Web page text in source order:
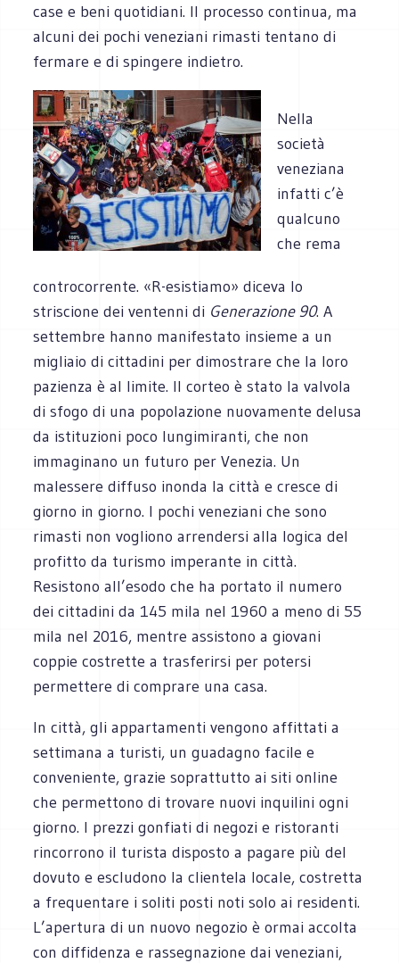
case e beni quotidiani. Il processo continua, ma
alcuni dei pochi veneziani rimasti tentano di
fermare e di spingere indietro.
Nella
società
veneziana
infatti c’è
qualcuno
che rema
controcorrente. «R-esistiamo» diceva lo
striscione dei ventenni di Generazione 90. A
settembre hanno manifestato insieme a un
migliaio di cittadini per dimostrare che la loro
pazienza è al limite. Il corteo è stato la valvola
di sfogo di una popolazione nuovamente delusa
da istituzioni poco lungimiranti, che non
immaginano un futuro per Venezia. Un
malessere diffuso inonda la città e cresce di
giorno in giorno. I pochi veneziani che sono
rimasti non vogliono arrendersi alla logica del
profitto da turismo imperante in città.
Resistono all’esodo che ha portato il numero
dei cittadini da 145 mila nel 1960 a meno di 55
mila nel 2016, mentre assistono a giovani
coppie costrette a trasferirsi per potersi
permettere di comprare una casa.
In città, gli appartamenti vengono affittati a
settimana a turisti, un guadagno facile e
conveniente, grazie soprattutto ai siti online
che permettono di trovare nuovi inquilini ogni
giorno. I prezzi gonfiati di negozi e ristoranti
rincorrono il turista disposto a pagare più del
dovuto e escludono la clientela locale, costretta
a frequentare i soliti posti noti solo ai residenti.
L’apertura di un nuovo negozio è ormai accolta
con diffidenza e rassegnazione dai veneziani,